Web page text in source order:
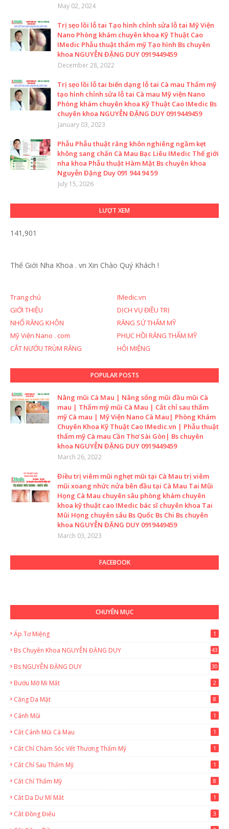
May 02, 2024
Trị sẹo lồi lỗ tai Tạo hình chỉnh sửa lỗ tai Mỹ Viện
Nano Phòng khám chuyên khoa Kỹ Thuật Cao
IMedic Phẫu thuật thẩm mỹ Tạo hình Bs chuyên
khoa NGUYỄN ĐẶNG DUY 0919449459
December 28, 2022
Trị sẹo lồi lỗ tai biến dạng lỗ tai Cà mau Thẩm mỹ
tạo hình chỉnh sửa lỗ tai Cà mau Mỹ viện Nano
Phòng khám chuyên khoa Kỹ Thuật Cao IMedic Bs
chuyên khoa NGUYỄN ĐẶNG DUY 0919449459
January 03, 2023
Phẫu Phẫu thuật răng khôn nghiêng ngầm kẹt
không sang chấn Cà Mau Bạc Liêu IMedic Thế giới
nha khoa Phẫu thuật Hàm Mặt Bs chuyên khoa
Nguyễn Đặng Duy 091 944 94 59
July 15, 2026
LƯỢT XEM
141,901
Thế Giới Nha Khoa . vn Xin Chào Quý Khách !
Trang chủ
IMedic.vn
GIỚI THIỆU
DỊCH VỤ ĐIỀU TRỊ
NHỔ RĂNG KHÔN
RĂNG SỨ THẨM MỸ
Mỹ Viện Nano . com
PHỤC HỒI RĂNG THẨM MỸ
CẮT NƯỚU TRÙM RĂNG
HÔI MIỆNG
POPULAR POSTS
Nâng mũi Cà Mau | Nâng sống mũi đầu mũi Cà
mau | Thẩm mỹ mũi Cà Mau | Cắt chỉ sau thẩm
mỹ Cà mau | Mỹ Viện Nano Cà Mau| Phòng Khám
Chuyên Khoa Kỹ Thuật Cao IMedic.vn | Phẫu thuật
thẩm mỹ Cà mau Cần Thơ Sài Gòn| Bs chuyên
khoa NGUYỄN ĐẶNG DUY 0919449459
March 26, 2022
Điều trị viêm mũi nghẹt mũi tại Cà Mau trị viêm
mũi xoang nhức nửa bên đầu tại Cà Mau Tai Mũi
Họng Cà Mau chuyên sâu phòng khám chuyên
khoa kỹ thuật cao IMedic bác sĩ chuyên khoa Tai
Mũi Họng chuyên sâu Bs Quốc Bs Chi Bs chuyên
khoa NGUYỄN ĐẶNG DUY 0919449459
March 03, 2023
FACEBOOK
CHUYÊN MỤC
Áp Tơ Miệng 1
Bs Chuyên Khoa NGUYỄN ĐẶNG DUY
43
Bs NGUYỄN ĐẶNG DUY 30
Bướu Mỡ Mi Mắt 2
Căng Da Mặt 8
Cánh Mũi 1
Cắt Cánh Mũi Cà Mau 1
Cắt Chỉ Chăm Sóc Vết Thương Thẩm Mỹ 1
Cắt Chỉ Sau Thẩm Mỹ 1
Cắt Chỉ Thẩm Mỹ 8
Cắt Da Dư Mí Mắt 1
Cắt Đồng Điếu 3